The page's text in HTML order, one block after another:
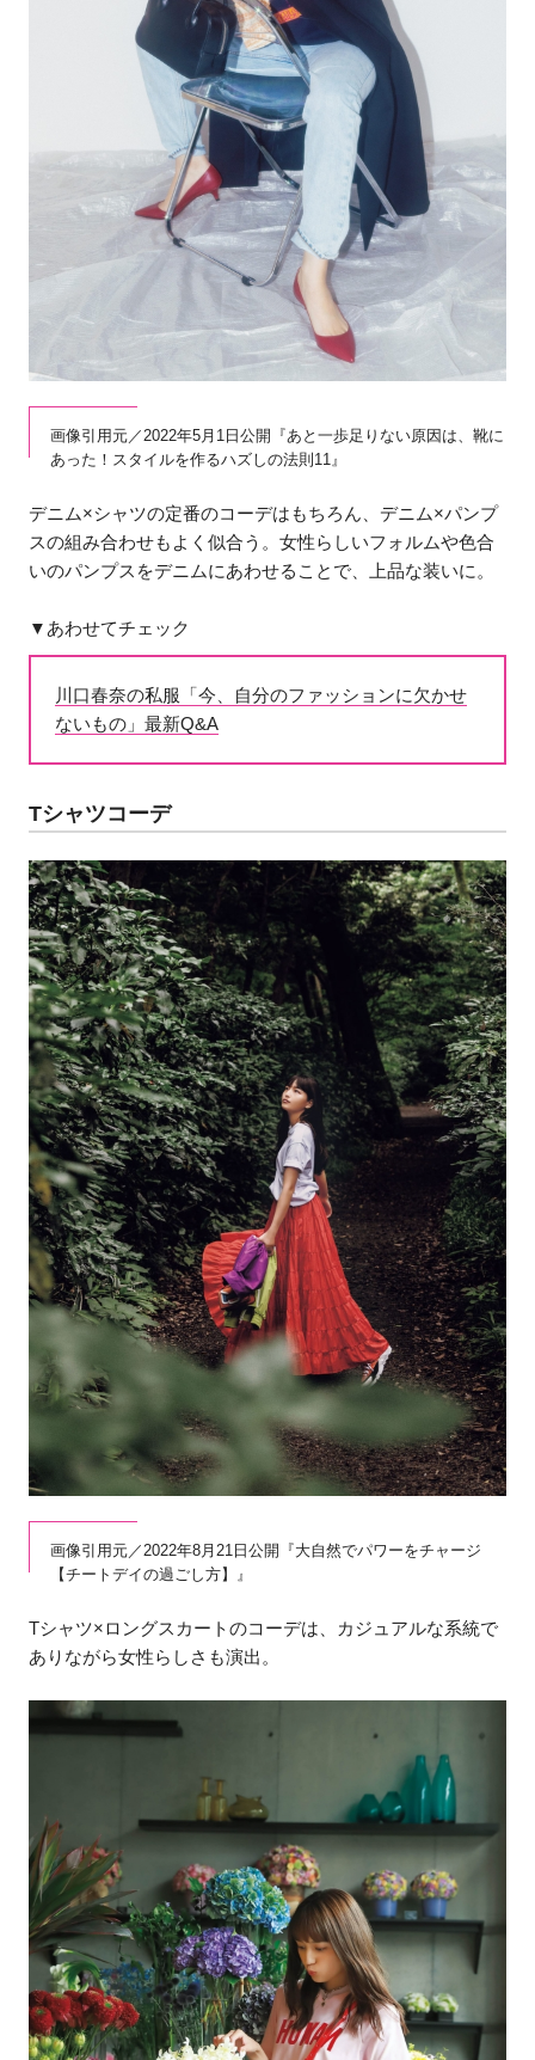
画像引用元／2022年5月1日公開『あと一歩足りない原因は、靴に
あった！スタイルを作るハズしの法則11』
デニム×シャツの定番のコーデはもちろん、デニム×パンプ
スの組み合わせもよく似合う。女性らしいフォルムや色合
いのパンプスをデニムにあわせることで、上品な装いに。
▼あわせてチェック
川口春奈の私服「今、自分のファッションに欠かせ
ないもの」最新Q&A
Tシャツコーデ
画像引用元／2022年8月21日公開『大自然でパワーをチャージ
【チートデイの過ごし方】』
Tシャツ×ロングスカートのコーデは、カジュアルな系統で
ありながら女性らしさも演出。